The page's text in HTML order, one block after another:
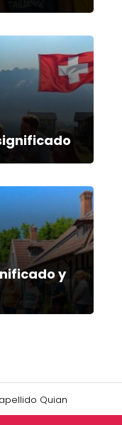
y
Quian